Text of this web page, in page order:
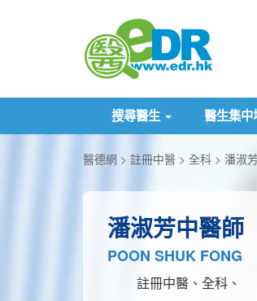
搜尋醫生 醫生集中
醫德網 註冊中醫 全科 潘淑
潘淑芳中醫師
POON SHUK FONG
註冊中醫、全科、